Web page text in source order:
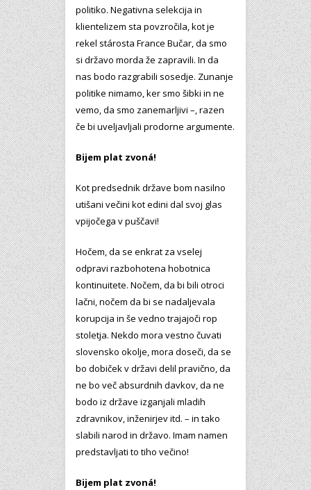
politiko. Negativna selekcija in
klientelizem sta povzročila, kot je
rekel stárosta France Bučar, da smo
si državo morda že zapravili. In da
nas bodo razgrabili sosedje. Zunanje
politike nimamo, ker smo šibki in ne
vemo, da smo zanemarljivi –, razen
če bi uveljavljali prodorne argumente.
Bijem plat zvoná!
Kot predsednik države bom nasilno
utišani večini kot edini dal svoj glas
vpijočega v puščavi!
Hočem, da se enkrat za vselej
odpravi razbohotena hobotnica
kontinuitete. Nočem, da bi bili otroci
lačni, nočem da bi se nadaljevala
korupcija in še vedno trajajoči rop
stoletja. Nekdo mora vestno čuvati
slovensko okolje, mora doseči, da se
bo dobiček v državi delil pravično, da
ne bo več absurdnih davkov, da ne
bodo iz države izganjali mladih
zdravnikov, inženirjev itd. – in tako
slabili narod in državo. Imam namen
predstavljati to tiho večino!
Bijem plat zvoná!